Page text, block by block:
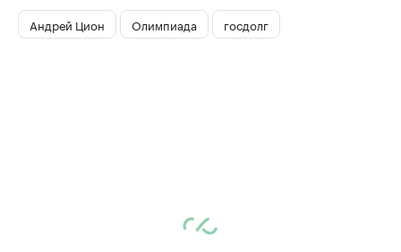
Андрей Цион Олимпиада госдолг